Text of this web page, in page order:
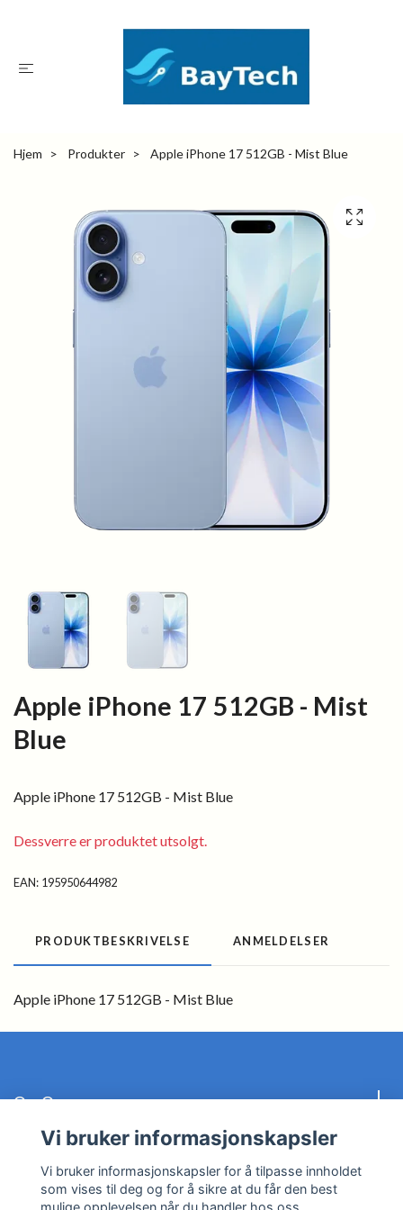
Hjem Produkter Apple iPhone 17 512GB - Mist Blue
Apple iPhone 17 512GB - Mist
Blue
Apple iPhone 17 512GB - Mist Blue
Dessverre er produktet utsolgt.
EAN: 195950644982
PRODUKTBESKRIVELSE ANMELDELSER
Apple iPhone 17 512GB - Mist Blue
Om Oss
Les mer
Vi bruker informasjonskapsler
Vi bruker informasjonskapsler for å tilpasse innholdet
som vises til deg og for å sikre at du får den best
mulige opplevelsen når du handler hos oss.